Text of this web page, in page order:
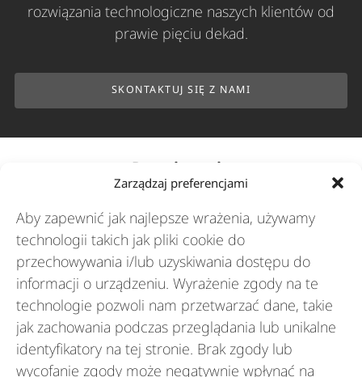
Zarządzaj preferencjami
Aby zapewnić jak najlepsze wrażenia, używamy
technologii takich jak pliki cookie do
przechowywania i/lub uzyskiwania dostępu do
informacji o urządzeniu. Wyrażenie zgody na te
technologie pozwoli nam przetwarzać dane, takie
jak zachowania podczas przeglądania lub unikalne
identyfikatory na tej stronie. Brak zgody lub
wycofanie zgody może negatywnie wpłynąć na
rozwiązania technologiczne naszych klientów od
prawie pięciu dekad.
SKONTAKTUJ SIĘ Z NAMI
Rozwiązania
Branże
Zasoby
O nas